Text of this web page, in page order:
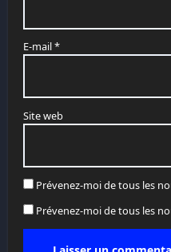
E-mail*
Site web
Prévenez-moi de tous les
Prévenez-moi de tous les